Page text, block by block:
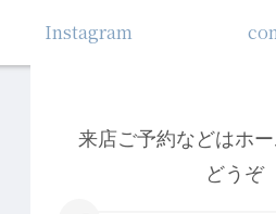
Instagram
来店ご予約などはホ
どうぞ